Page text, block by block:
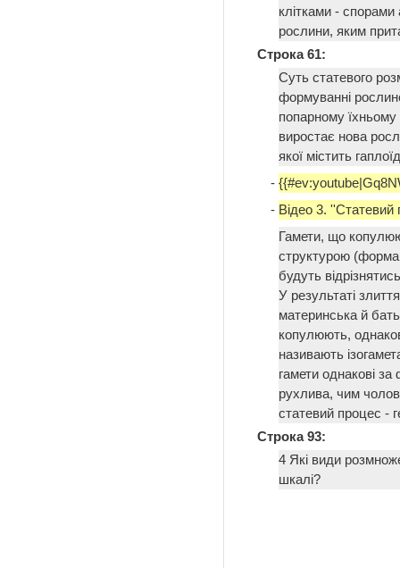
клітками -
рослини, яким
Строка 61:
Суть статевого
формуванні
попарному їхньому
виростає нова
якої містить
-
- Відео 3. ''Статевий
Гамети, що
структурою
будуть
У результаті
материнська й
копулюють,
називають
гамети однакові
рухлива, чим
статевий процес -
Строка 93:
4 Які види
шкалі?